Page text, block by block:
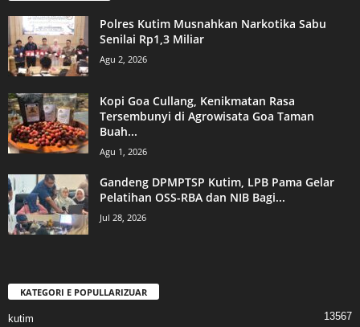
Polres Kutim Musnahkan Narkotika Sabu
Senilai Rp1,3 Miliar
Agu 2, 2026
Kopi Goa Cullang, Kenikmatan Rasa
Tersembunyi di Agrowisata Goa Taman
Buah...
Agu 1, 2026
Gandeng DPMPTSP Kutim, LPB Pama Gelar
Pelatihan OSS-RBA dan NIB Bagi...
Jul 28, 2026
KATEGORI E POPULLARIZUAR
kutim 13567